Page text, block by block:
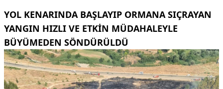
YOL KENARINDA BAŞLAYIP ORMANA SIÇRAYAN
YANGIN HIZLI VE ETKIN MÜDAHALEYLE
BÜYÜMEDEN SÖNDÜRÜLDÜ